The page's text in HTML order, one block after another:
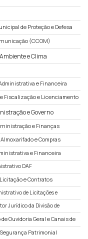
de Proteção e Defesa
(CCOM)
e Clima
e Financeira
Fiscalização e Licenciamento
e Governo
e Finanças
e Compras
e Financeira
DAF
e Contratos
de Licitações e
Jurídico da Divisão de
de Ouvidoria Geral e Canais de
Patrimonial